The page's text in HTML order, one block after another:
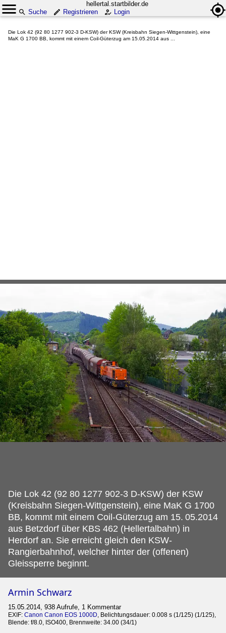
hellertal.startbilder.de
Suche
Registrieren Login
Die Lok 42 (92 80 1277 902-3 D-KSW) der KSW (Kreisbahn Siegen-Wittgenstein), eine
MaK G 1700 BB, kommt mit einem Coil-Güterzug am 15.05.2014 aus ...
Die Lok 42 (92 80 1277 902-3 D-KSW) der KSW
(Kreisbahn Siegen-Wittgenstein), eine MaK G 1700
BB, kommt mit einem Coil-Güterzug am 15. 05.2014
aus Betzdorf über KBS 462 (Hellertalbahn) in
Herdorf an. Sie erreicht gleich den KSW-
Rangierbahnhof, welcher hinter der (offenen)
Gleissperre beginnt.
Armin Schwarz
15.05.2014, 938 Aufrufe, 1 Kommentar
EXIF: Canon Canon EOS 1000D , Belichtungsdauer: 0.008 s (1/125) (1/125),
Blende: f/8.0, ISO400, Brennweite: 34.00 (34/1)